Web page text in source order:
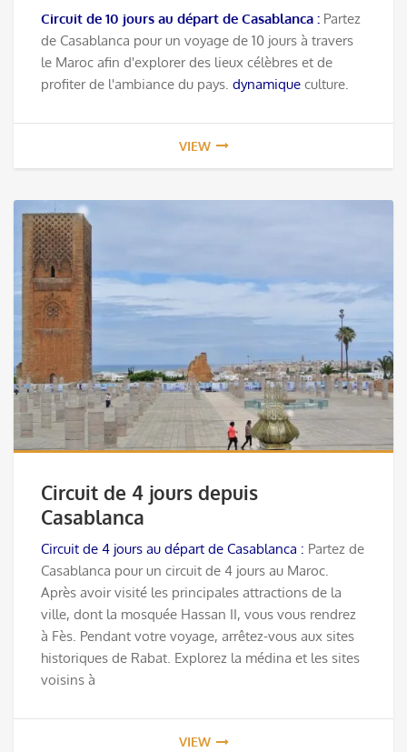
Circuit de 10 jours au départ de Casablanca : Partez
de Casablanca pour un voyage de 10 jours à travers
le Maroc afin d'explorer des lieux célèbres et de
profiter de l'ambiance du pays. dynamique culture.
VIEW
Circuit de 4 jours depuis
Casablanca
Circuit de 4 jours au départ de Casablanca : Partez de
Casablanca pour un circuit de 4 jours au Maroc.
Après avoir visité les principales attractions de la
ville, dont la mosquée Hassan II, vous vous rendrez
à Fès. Pendant votre voyage, arrêtez-vous aux sites
historiques de Rabat. Explorez la médina et les sites
voisins à
VIEW